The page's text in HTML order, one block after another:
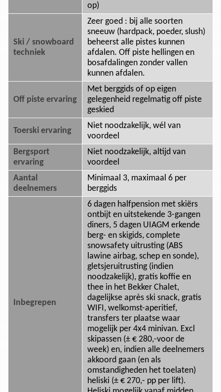
op)
Ski / snowboard
techniek
Zeer goed : bij alle soorten
sneeuw (hardpack, poeder, slush)
beheerst alle pistes kunnen
afdalen. Off piste hellingen en
bosafdalingen zonder vallen
kunnen afdalen.
Off piste ervaring
Met berggids of op eigen
gelegenheid regelmatig off piste
geskied
Toerski ervaring
Niet noodzakelijk, wél van
voordeel
Bergsport
ervaring
Niet noodzakelijk, altijd van
voordeel
Aantal
deelnemers
Minimaal 3, maximaal 6 per
berggids
Inbegrepen
6 dagen halfpension met skiërs
ontbijt en uitstekende 3-gangen
diners, 5 dagen UIAGM erkende
berg- en skigids, complete
snowsafety uitrusting (ABS
lawine airbag, schep en sonde),
gletsjeruitrusting (indien
noodzakelijk), gratis koffie en
thee in het Bekker Chalet,
dagelijkse après ski snack, gratis
WIFI, welkomst-aperitief,
transfers ter plaatse waar
mogelijk per 4x4 minivan. Excl
skipassen (± € 280,-voor de
week) en, indien alle deelnemers
akkoord gaan (en als
omstandigheden het toelaten)
heliski (± € 270,- pp per lift).